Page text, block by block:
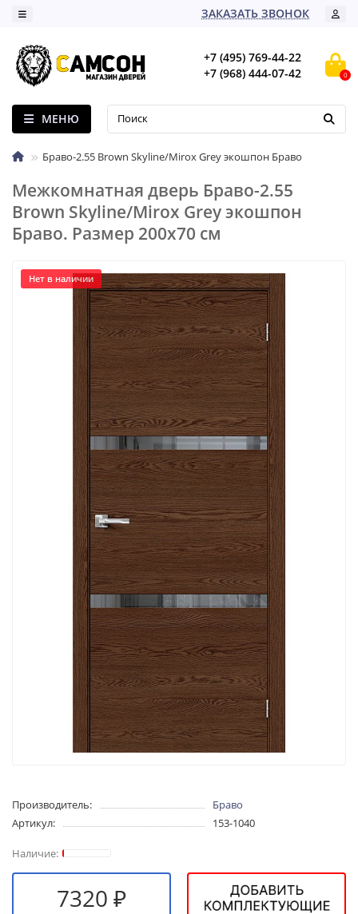
ЗАКАЗАТЬ ЗВОНОК
+7 (495) 769-44-22
+7 (968) 444-07-42
0
МЕНЮ
Браво-2.55 Brown Skyline/Mirox Grey экошпон Браво
Межкомнатная дверь Браво-2.55
Brown Skyline/Mirox Grey экошпон
Браво. Размер 200x70 см
Нет в наличии
Производитель:
Браво
Артикул:
153-1040
7320 ₽